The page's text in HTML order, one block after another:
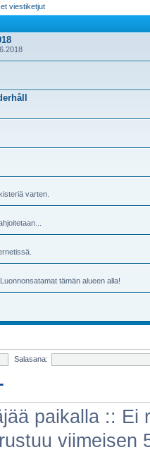
viestiketjut
varten.
tämän alueen alla!
Salasana:
paikalla :: Ei
viimeisen